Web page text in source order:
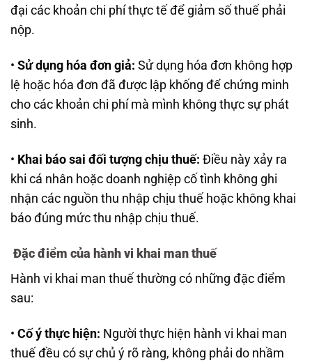
đại các khoản chi phí thực tế để giảm số thuế phải
nộp.
• Sử dụng hóa đơn giả: Sử dụng hóa đơn không hợp
lệ hoặc hóa đơn đã được lập khống để chứng minh
cho các khoản chi phí mà mình không thực sự phát
sinh.
• Khai báo sai đối tượng chịu thuế: Điều này xảy ra
khi cá nhân hoặc doanh nghiệp cố tình không ghi
nhận các nguồn thu nhập chịu thuế hoặc không khai
báo đúng mức thu nhập chịu thuế.
Đặc điểm của hành vi khai man thuế
Hành vi khai man thuế thường có những đặc điểm
sau:
• Cố ý thực hiện: Người thực hiện hành vi khai man
thuế đều có sự chủ ý rõ ràng, không phải do nhầm